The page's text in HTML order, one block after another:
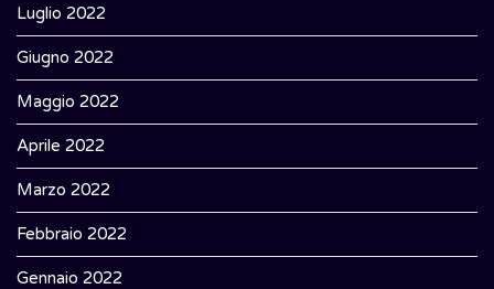
Luglio 2022
Giugno 2022
Maggio 2022
Aprile 2022
Marzo 2022
Febbraio 2022
Gennaio 2022